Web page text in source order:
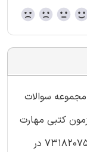
مجموعه سوالات
کتبی مهارت
در شغل گلیم باف با کد استاندارد 731820750190001 در